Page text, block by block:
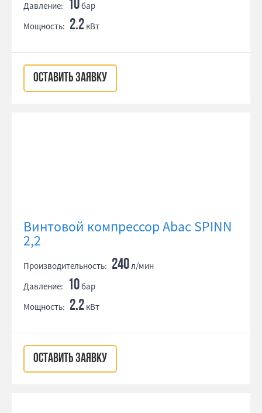
Давление: 10бар
Мощность: 2.2 кВт
ОСТАВИТЬ ЗАЯВКУ
Винтовой компрессор Abac SPINN
2,2
Производительность: 240л/мин
Давление: 10бар
Мощность: 2.2 кВт
ОСТАВИТЬ ЗАЯВКУ